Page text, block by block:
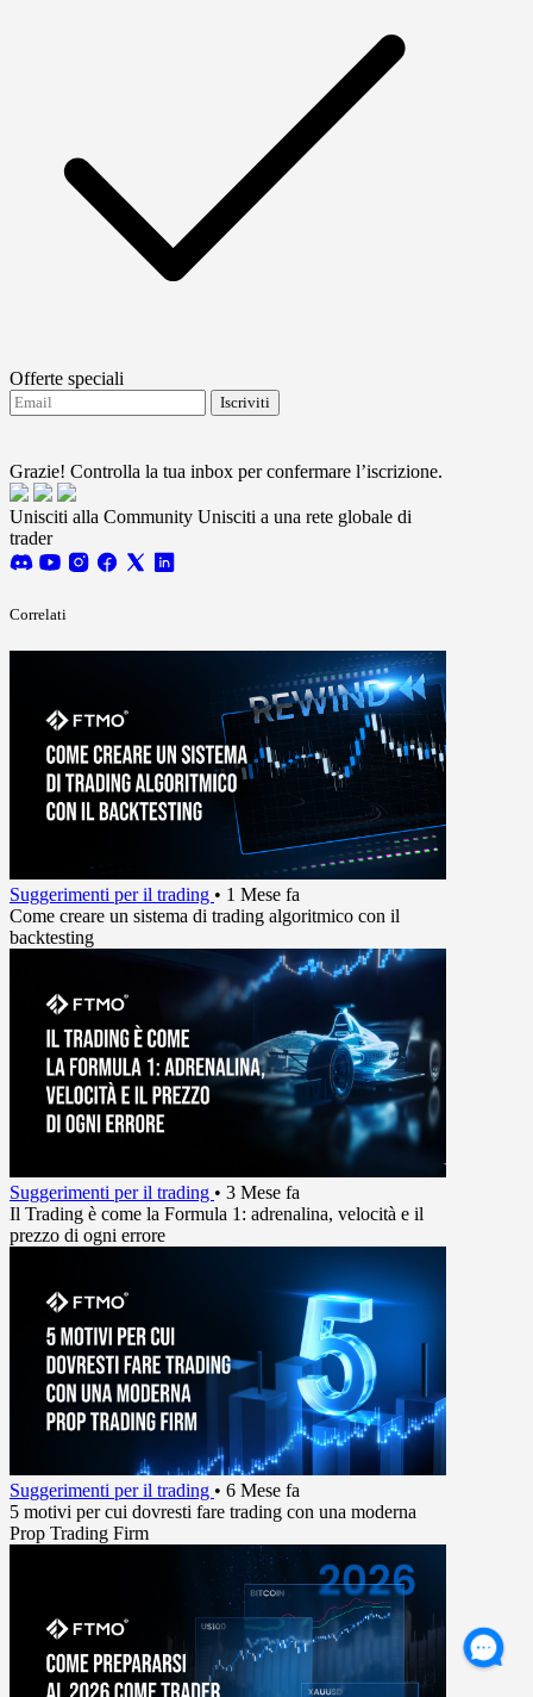
Offerte speciali
Iscriviti
Grazie! Controlla la tua inbox per confermare l’iscrizione.
Unisciti alla Community Unisciti a una rete globale di
trader
Correlati
Suggerimenti per il trading • 1 Mese fa
Come creare un sistema di trading algoritmico con il
backtesting
Suggerimenti per il trading • 3 Mese fa
Il Trading è come la Formula 1: adrenalina, velocità e il
prezzo di ogni errore
Suggerimenti per il trading • 6 Mese fa
5 motivi per cui dovresti fare trading con una moderna
Prop Trading Firm